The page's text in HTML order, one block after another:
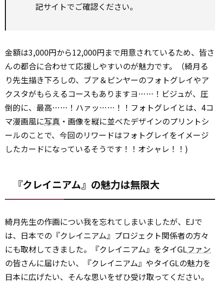
記サイトでご確認ください。
金額は3,000円から12,000円まで用意されているため、皆さ
んの都合に合わせて応援しやすいのが魅力です。（綺月る
り先生描き下ろしの、ブア＆ピンヤーのフォトグレイやア
クスタがもらえるコースもありますヨ……！ビジュが、圧
倒的に、最高……！ハァッ……！！フォトグレイとは、4コ
マ漫画風に写真 ・画像を縦に並べたデザインのプリントシ
ールのことで、今回のリワードはフォトグレイをイメージ
したカードになっているそうです！！オシャレ！！)
『クレイニアム』の魅力は無限大
綺月先生の作画につい我を忘れてしまいましたが、EJで
は、日本での『クレイニアム』プロジェクト関係者の方々
にも取材してきました。『クレイニアム』をタイGLファン
の皆さんに届けたい、『クレイニアム』やタイGLの魅力を
日本に広げたい、そんな思いをぜひ受け取ってください。